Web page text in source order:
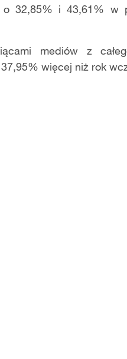
32,85% i 43,61% w
mediów z
więcej niż rok